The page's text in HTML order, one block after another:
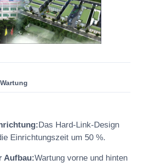
Das Hard-Link-Design
Einrichtungszeit um 50 %.
Aufbau:Wartung vorne und hinten